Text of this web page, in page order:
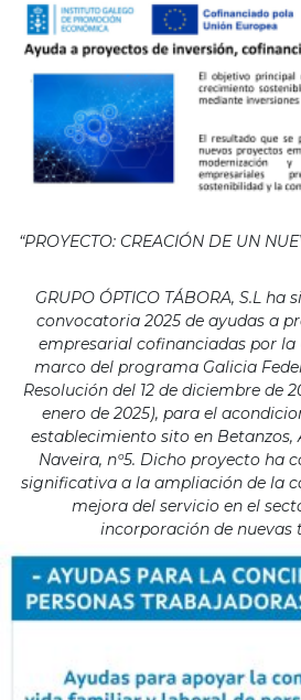
“PROYECTO: CREACIÓN DE UN
GRUPO ÓPTICO TÁBORA, S.L
convocatoria 2025 de ayudas a
empresarial cofinanciadas por la
marco del programa Galicia
Resolución del 12 de diciembre de
enero de 2025), para el
establecimiento sito en Betanzos,
Naveira, nº5. Dicho proyecto ha
significativa a la ampliación de la
mejora del servicio en el
incorporación de nuevas